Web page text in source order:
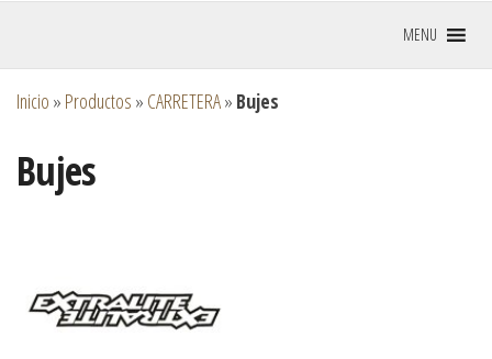
MENU
Inicio » Productos » CARRETERA» Bujes
Bujes